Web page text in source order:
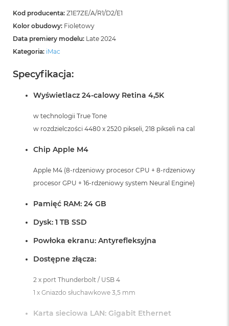
Kod producenta: Z1E7ZE/A/R1/D2/E1
Kolor obudowy: Fioletowy
Data premiery modelu: Late 2024
Kategoria: iMac
Specyfikacja:
Wyświetlacz 24-calowy Retina 4,5K
w technologii True Tone
w rozdzielczości 4480 x 2520 pikseli, 218 pikseli na cal
Chip Apple M4
Apple M4 (8-rdzeniowy procesor CPU + 8-rdzeniowy
procesor GPU + 16-rdzeniowy system Neural Engine)
Pamięć RAM: 24 GB
Dysk: 1 TB SSD
Powłoka ekranu: Antyrefleksyjna
Dostępne złącza:
2 x port Thunderbolt / USB 4
1 x Gniazdo słuchawkowe 3,5 mm
Karta sieciowa LAN: Gigabit Ethernet